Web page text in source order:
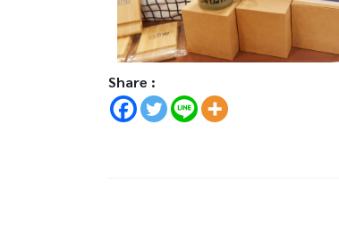
Share :